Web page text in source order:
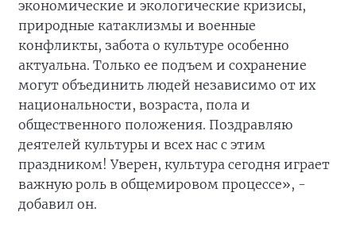
экономические и экологические кризисы,
природные катаклизмы и военные
конфликты, забота о культуре особенно
актуальна. Только ее подъем и сохранение
могут объединить людей независимо от их
национальности, возраста, пола и
общественного положения. Поздравляю
деятелей культуры и всех нас с этим
праздником! Уверен, культура сегодня играет
важную роль в общемировом процессе», -
добавил он.